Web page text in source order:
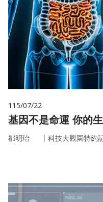
115/07/22
基因不
鄒明珆 ｜ 科技大觀園特約